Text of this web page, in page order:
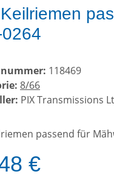
118469
8/66
PIX Transmissions
passend für
€